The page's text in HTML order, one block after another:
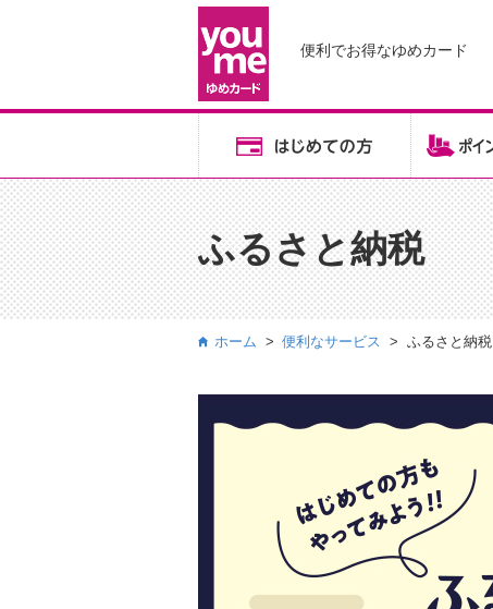
便利でお得なゆめカード
ふるさと納税
ホーム 便利なサービス ふるさと納税